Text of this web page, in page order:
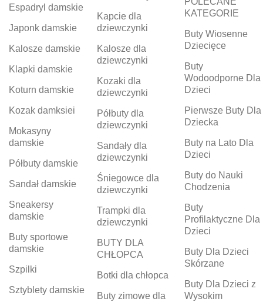
Espadryl damskie
Japonk damskie
Kalosze damskie
Klapki damskie
Koturn damskie
Kozak damksiei
Mokasyny
damskie
Półbuty damskie
Sandał damskie
Sneakersy
damskie
Buty sportowe
damskie
Szpilki
Sztyblety damskie
Kapcie dla
dziewczynki
Kalosze dla
dziewczynki
Kozaki dla
dziewczynki
Półbuty dla
dziewczynki
Sandały dla
dziewczynki
Śniegowce dla
dziewczynki
Trampki dla
dziewczynki
BUTY DLA
CHŁOPCA
Botki dla chłopca
Buty zimowe dla
KATEGORIE
Buty Wiosenne
Dziecięce
Buty
Wodoodporne Dla
Dzieci
Pierwsze Buty Dla
Dziecka
Buty na Lato Dla
Dzieci
Buty do Nauki
Chodzenia
Buty
Profilaktyczne Dla
Dzieci
Buty Dla Dzieci
Skórzane
Buty Dla Dzieci z
Wysokim